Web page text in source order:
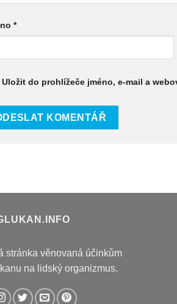
*
Uložit do prohlížeče jméno, e-mail a
stránka věnovaná účinkům
na lidský organizmus.